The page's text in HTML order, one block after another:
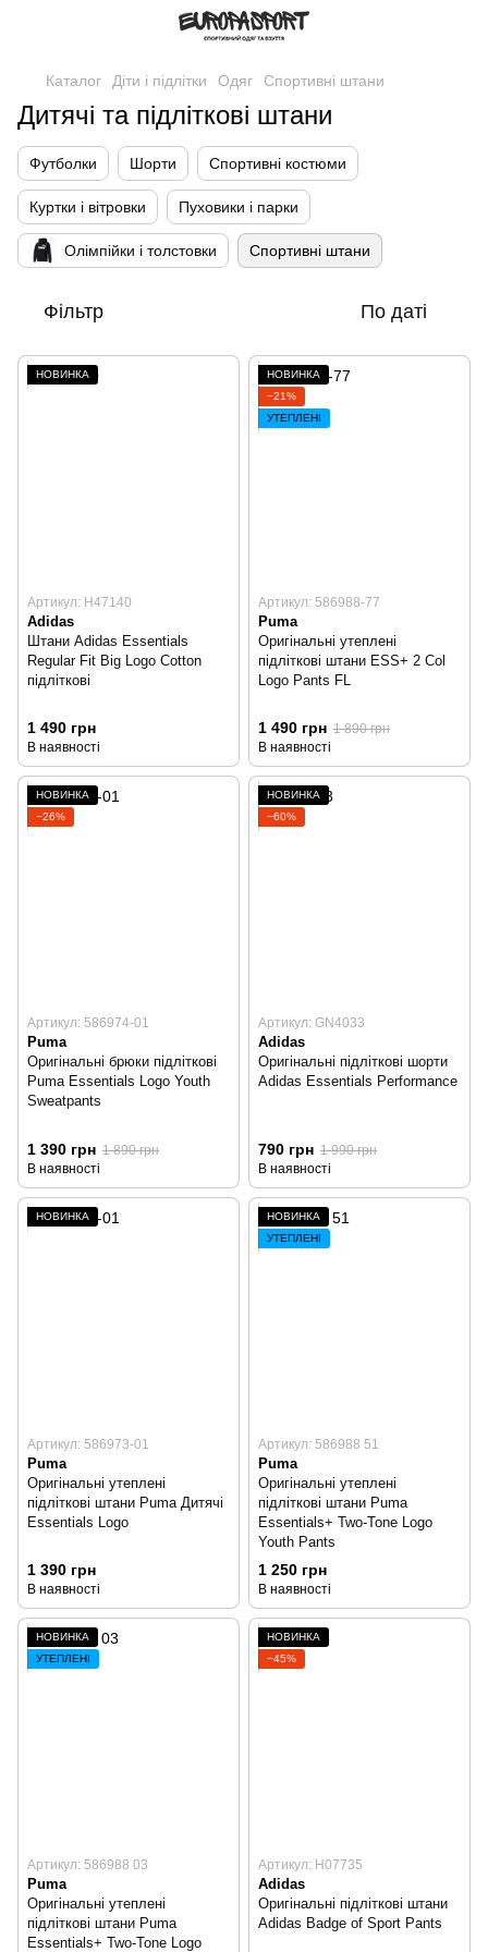
Каталог Діти і підлітки Одяг Спортивні штани
Дитячі та підліткові штани
Футболки Шорти Спортивні костюми
Куртки і вітровки Пуховики і парки
Олімпійки і толстовки Спортивні штани
Фільтр По даті
НОВИНКА
Артикул: H47140
Adidas
Штани Adidas Essentials
Regular Fit Big Logo Cotton
підліткові
1 490 грн
В наявності
НОВИНКА
−21%
УТЕПЛЕНІ
Артикул: 586988-77
Puma
Оригінальні утеплені
підліткові штани ESS+ 2 Col
Logo Pants FL
1 490 грн 1 890 грн
В наявності
НОВИНКА
−26%
Артикул: 586974-01
Puma
Оригінальні брюки підліткові
Puma Essentials Logo Youth
Sweatpants
1 390 грн 1 890 грн
В наявності
НОВИНКА
−60%
Артикул: GN4033
Adidas
Оригінальні підліткові шорти
Adidas Essentials Performance
790 грн 1 990 грн
В наявності
НОВИНКА
Артикул: 586973-01
Puma
Оригінальні утеплені
підліткові штани Puma Дитячі
Essentials Logo
1 390 грн
В наявності
НОВИНКА
УТЕПЛЕНІ
Артикул: 586988 51
Puma
Оригінальні утеплені
підліткові штани Puma
Essentials+ Two-Tone Logo
Youth Pants
1 250 грн
В наявності
НОВИНКА
УТЕПЛЕНІ
Артикул: 586988 03
Puma
Оригінальні утеплені
підліткові штани Puma
Essentials+ Two-Tone Logo
НОВИНКА
−45%
Артикул: H07735
Adidas
Оригінальні підліткові штани
Adidas Badge of Sport Pants